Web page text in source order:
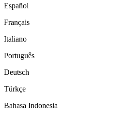
Español
Français
Italiano
Português
Deutsch
Türkçe
Bahasa Indonesia